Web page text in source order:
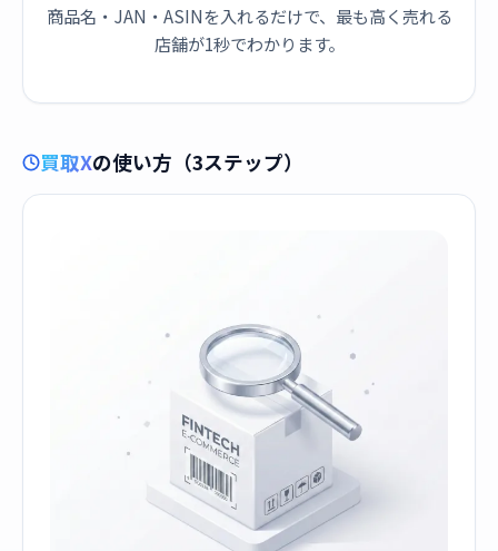
商品名・JAN・ASINを入れるだけで、最も高く売れる
店舗が1秒でわかります。
買取Xの使い方（3ステップ）